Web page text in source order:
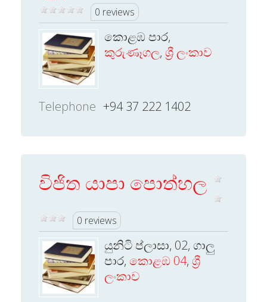
0 reviews
කොළඹ පාර,
කුරුණෑගල, ශ්‍රී ලංකාව
Telephone +94 37 222 1402
විජිත යාපා පොත්හල
0 reviews
යුනිටි ප්ලාසා, 02, ගාලු
පාර, කොළඹ 04, ශ්‍රී
ලංකාව